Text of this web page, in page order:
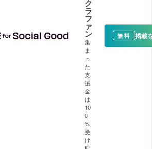
ク
ラ
フ
ァ
ン
集
ま
っ
た
支
援
金
は
10
0
%
受
け
無料 掲載